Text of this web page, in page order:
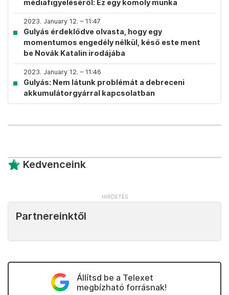
médiafigyeléséről: Ez egy komoly munka
2023. January 12. – 11:47
Gulyás érdeklődve olvasta, hogy egy
momentumos engedély nélkül, késő este ment
be Novák Katalin irodájába
2023. January 12. – 11:46
Gulyás: Nem látunk problémát a debreceni
akkumulátorgyárral kapcsolatban
Kedvenceink
Partnereinktől
Állítsd be a Telexet
megbízható forrásnak!